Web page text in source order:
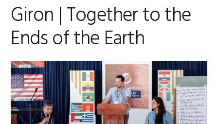
Giron | Together to the
Ends of the Earth